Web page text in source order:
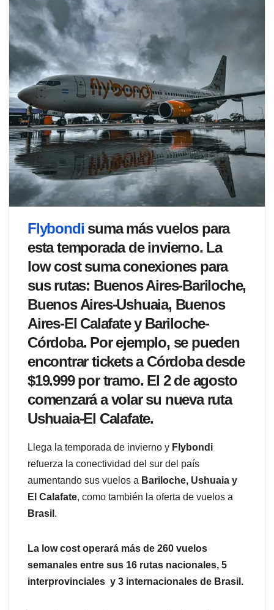
Flybondi suma más vuelos para
esta temporada de invierno. La
low cost suma conexiones para
sus rutas: Buenos Aires-Bariloche,
Buenos Aires-Ushuaia, Buenos
Aires-El Calafate y Bariloche-
Córdoba. Por ejemplo, se pueden
encontrar tickets a Córdoba desde
$19.999 por tramo. El 2 de agosto
comenzará a volar su nueva ruta
Ushuaia-El Calafate.
Llega la temporada de invierno y Flybondi
refuerza la conectividad del sur del país
aumentando sus vuelos a Bariloche, Ushuaia y
El Calafate, como también la oferta de vuelos a
Brasil .
La low cost operará más de 260 vuelos
semanales entre sus 16 rutas nacionales, 5
interprovinciales y 3 internacionales de Brasil.